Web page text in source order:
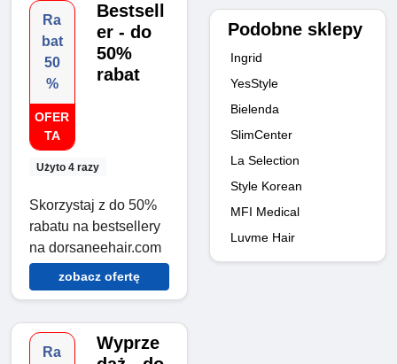
Ra
bat
50
%
OFER
TA
Użyto 4 razy
Bestsell
er - do
50%
rabat
Skorzystaj z do 50%
rabatu na bestsellery
na dorsaneehair.com
zobacz ofertę
Ra
Wyprze
Podobne sklepy
Ingrid
YesStyle
Bielenda
SlimCenter
La Selection
Style Korean
MFI Medical
Luvme Hair